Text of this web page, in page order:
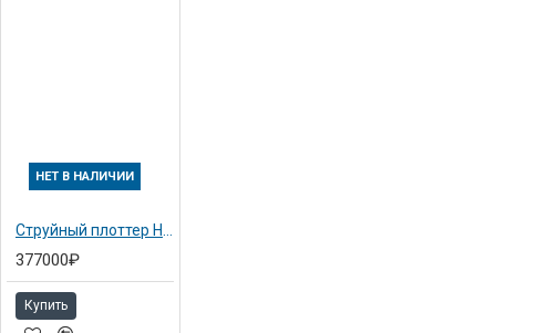
НЕТ В НАЛИЧИИ
377000₽
Купить